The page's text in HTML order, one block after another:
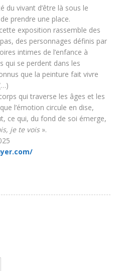
du vivant d’être là sous le
prendre une place.
exposition rassemble des
des personnages définis par
intimes de l’enfance à
qui se perdent dans les
que la peinture fait vivre
qui traverse les âges et les
l’émotion circule en dise,
ce qui, du fond de soi émerge,
je te vois».